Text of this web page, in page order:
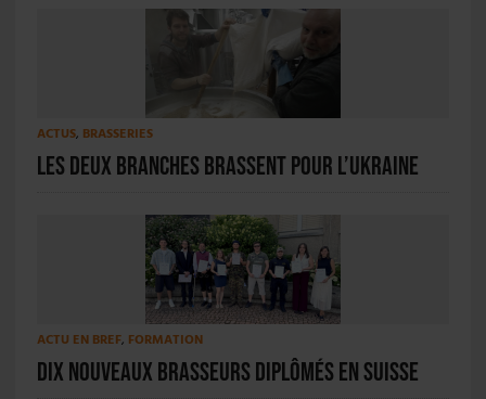
ACTUS, BRASSERIES
Les Deux Branches brassent pour l’Ukraine
ACTU EN BREF, FORMATION
Dix nouveaux brasseurs diplômés en Suisse